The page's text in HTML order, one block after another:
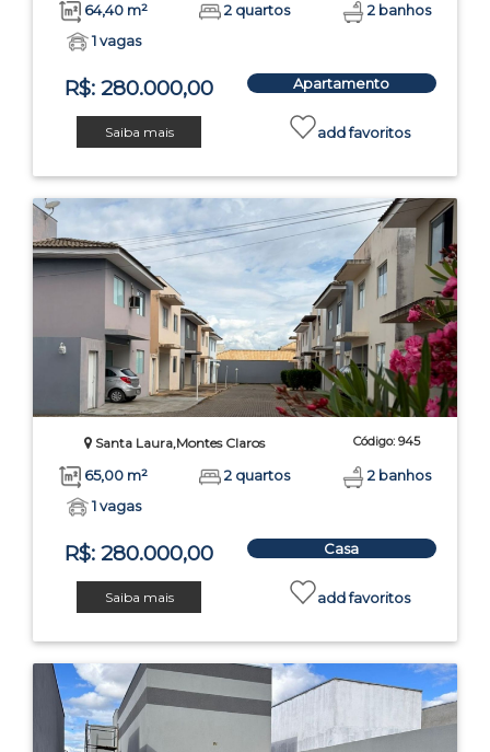
64,40 m² 2 quartos
2 banhos
1 vagas
R$: 280.000,00 Apartamento
Saiba mais add favoritos
Santa Laura,Montes Claros Código: 945
65,00 m² 2 quartos
2 banhos
1 vagas
R$: 280.000,00 Casa
Saiba mais add favoritos